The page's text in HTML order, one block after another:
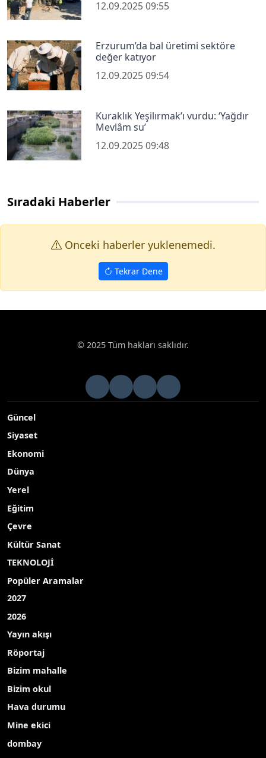
12.09.2025 09:55
Erzurum’da bal üretimi sektöre
değer katıyor
12.09.2025 09:54
Kuraklık Yeşilırmak’ı vurdu: ‘Yağdır
Mevlâm su’
12.09.2025 09:48
Sıradaki Haberler
Onceki haberler yuklenemedi.
Tekrar Dene
© 2025 Tüm hakları saklıdır.
Güncel
Siyaset
Ekonomi
Dünya
Yerel
Eğitim
Çevre
Kültür Sanat
TEKNOLOJİ
Popüler Aramalar
2027
2026
Yayın akışı
Röportaj
Bizim mahalle
Bizim okul
Hava durumu
Mine ekici
dombay